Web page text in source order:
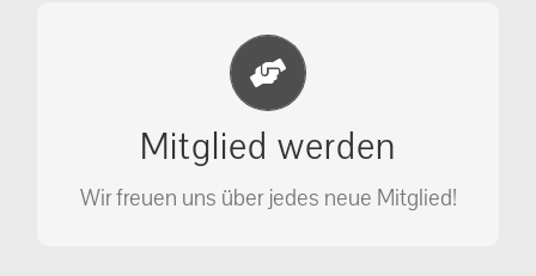
Mitglied werden
Wir freuen uns über jedes neue Mitglied!
Jetzt Mitglied werden
Unterstützen Sie unseren Verein als
Mitglied.
MITGLIED WERDEN